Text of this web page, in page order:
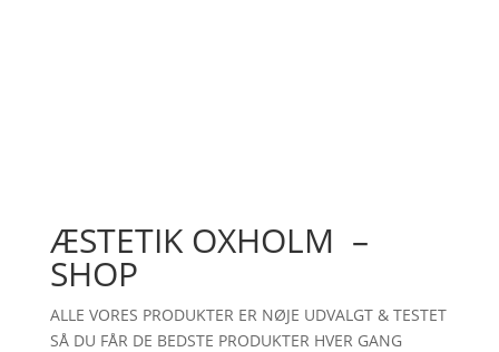
ÆSTETIK OXHOLM –
SHOP
ALLE VORES PRODUKTER ER NØJE UDVALGT & TESTET
SÅ DU FÅR DE BEDSTE PRODUKTER HVER GANG